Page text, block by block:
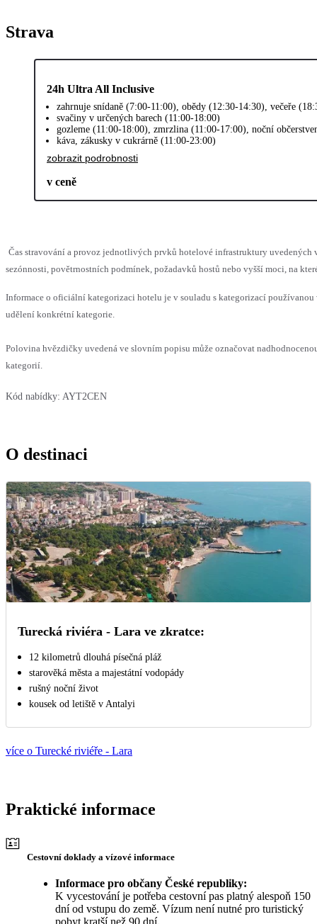
Strava
24h Ultra All Inclusive
zahrnuje snídaně (7:00-11:00), obědy (12:30-14:30), večeře
svačiny v určených barech (11:00-18:00)
gozleme (11:00-18:00), zmrzlina (11:00-17:00), noční
káva, zákusky v cukrárně (11:00-23:00)
zobrazit podrobnosti
v ceně
Čas stravování a provoz jednotlivých prvků hotelové infrastruktury uvedených
sezónnosti, povětrnostních podmínek, požadavků hostů nebo vyšší moci, na
Informace o oficiální kategorizaci hotelu je v souladu s kategorizací
udělení konkrétní kategorie.
Polovina hvězdičky uvedená ve slovním popisu může označovat
kategorií.
Kód nabídky: AYT2CEN
O destinaci
Turecká riviéra - Lara ve zkratce:
12 kilometrů dlouhá písečná pláž
starověká města a majestátní vodopády
rušný noční život
kousek od letiště v Antalyi
více o Turecké riviéře - Lara
Praktické informace
Cestovní doklady a vízové informace
Informace pro občany České republiky:
K vycestování je potřeba cestovní pas platný alespoň 150
dní od vstupu do země. Vízum není nutné pro turistický
pobyt kratší než 90 dní.